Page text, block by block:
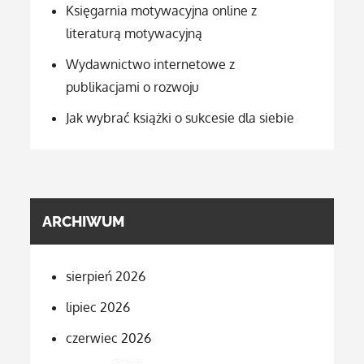
Księgarnia motywacyjna online z
literaturą motywacyjną
Wydawnictwo internetowe z
publikacjami o rozwoju
Jak wybrać książki o sukcesie dla siebie
ARCHIWUM
sierpień 2026
lipiec 2026
czerwiec 2026